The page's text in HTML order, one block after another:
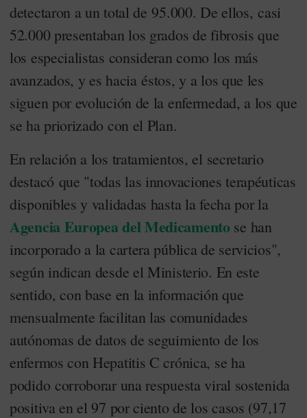
detectaron a un total de 95.000. De ellos, casi
52.000 presentaban los grados de fibrosis que
los especialistas consideran como los más
avanzados, y es hacia éstos, y a los que les
siguen por evolución de la enfermedad, a los que
se ha priorizado con el Plan.
En relación a los tratamientos, el secretario
destacó que "todas las innovaciones terapéuticas
disponibles y validadas hasta la fecha por la
Agencia Europea del Medicamentose han
incorporado a la cartera pública de servicios",
según indican desde el Ministerio. En este
sentido, con base en la información que
mensualmente facilitan las comunidades
autónomas de datos de seguimiento de los
enfermos con Hepatitis C crónica, se ha
podido corroborar una respuesta viral sostenida
positiva en el 97 por ciento de los casos (97,17